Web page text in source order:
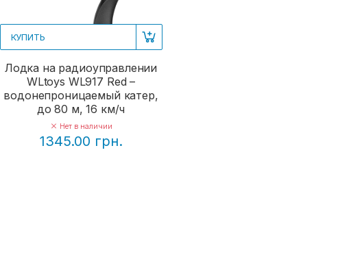
КУПИТЬ
Лодка на радиоуправлении
WLtoys WL917 Red –
водонепроницаемый катер,
до 80 м, 16 км/ч
Нет в наличии
1345.00 грн.